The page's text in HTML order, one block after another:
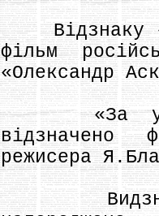
Відзнаку
фільм
«Олександр
«За
відзначено
режисера